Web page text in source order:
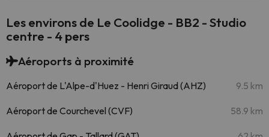
Les environs de Le Coolidge - BB2 - Studio
centre - 4 pers
Aéroports à proximité
Aéroport de L'Alpe-d'Huez - Henri Giraud (AHZ) 9.5 km
Aéroport de Courchevel (CVF) 58.9 km